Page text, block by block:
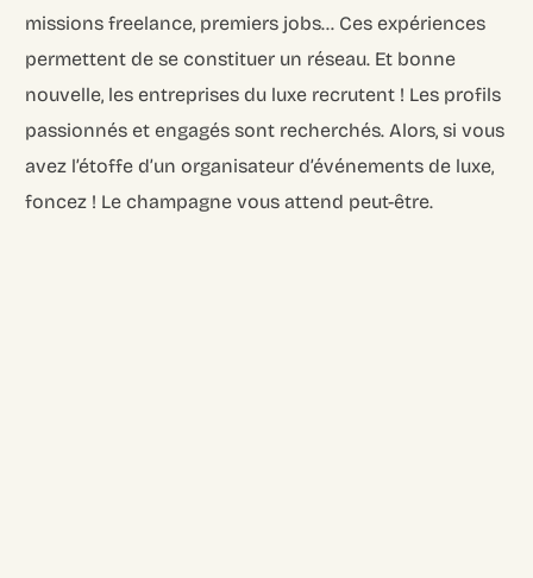
missions freelance, premiers jobs… Ces expériences
permettent de se constituer un réseau. Et bonne
nouvelle, les entreprises du luxe recrutent ! Les profils
passionnés et engagés sont recherchés. Alors, si vous
avez l’étoffe d’un organisateur d’événements de luxe,
foncez ! Le champagne vous attend peut-être.